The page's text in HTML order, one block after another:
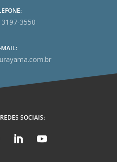
3550
MAIL:
SOCIAIS: